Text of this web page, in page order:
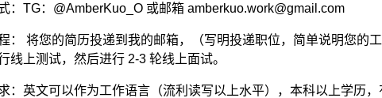
：TG：@AmberKuo_O 或邮箱 amberkuo.work@gmail.com
： 将您的简历投递到我的邮箱，（写明投递职位，简单说明您的
线上测试，然后进行 2-3 轮线上面试。
：英文可以作为工作语言（流利读写以上水平），本科以上学历